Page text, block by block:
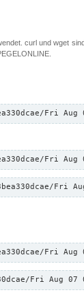
curl und wget
Fri Aug
Fri
Fri
Fri Aug
Fri Aug 07